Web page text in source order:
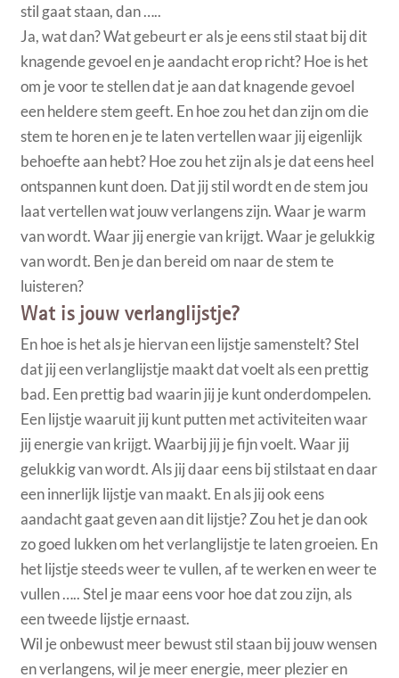
stil gaat staan, dan …..
Ja, wat dan? Wat gebeurt er als je eens stil staat bij dit
knagende gevoel en je aandacht erop richt? Hoe is het
om je voor te stellen dat je aan dat knagende gevoel
een heldere stem geeft. En hoe zou het dan zijn om die
stem te horen en je te laten vertellen waar jij eigenlijk
behoefte aan hebt? Hoe zou het zijn als je dat eens heel
ontspannen kunt doen. Dat jij stil wordt en de stem jou
laat vertellen wat jouw verlangens zijn. Waar je warm
van wordt. Waar jij energie van krijgt. Waar je gelukkig
van wordt. Ben je dan bereid om naar de stem te
luisteren?
Wat is jouw verlanglijstje?
En hoe is het als je hiervan een lijstje samenstelt? Stel
dat jij een verlanglijstje maakt dat voelt als een prettig
bad. Een prettig bad waarin jij je kunt onderdompelen.
Een lijstje waaruit jij kunt putten met activiteiten waar
jij energie van krijgt. Waarbij jij je fijn voelt. Waar jij
gelukkig van wordt. Als jij daar eens bij stilstaat en daar
een innerlijk lijstje van maakt. En als jij ook eens
aandacht gaat geven aan dit lijstje? Zou het je dan ook
zo goed lukken om het verlanglijstje te laten groeien. En
het lijstje steeds weer te vullen, af te werken en weer te
vullen ….. Stel je maar eens voor hoe dat zou zijn, als
een tweede lijstje ernaast.
Wil je onbewust meer bewust stil staan bij jouw wensen
en verlangens, wil je meer energie, meer plezier en